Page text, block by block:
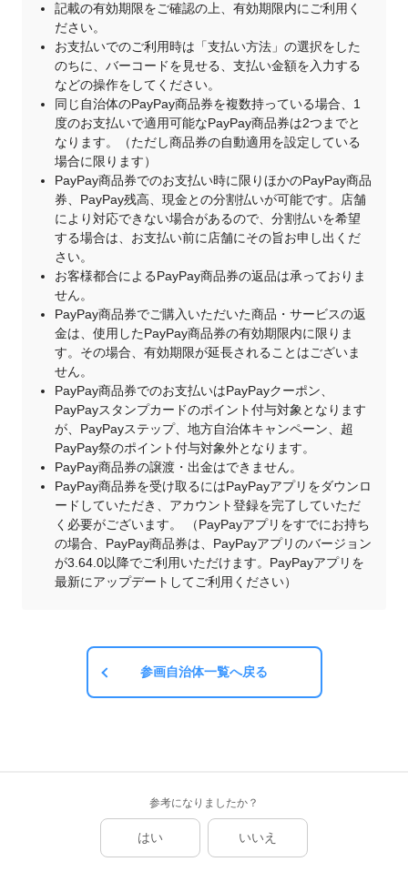
記載の有効期限をご確認の上、有効期限内にご利用く
ださい。
お支払いでのご利用時は「支払い方法」の選択をした
のちに、バーコードを見せる、支払い金額を入力する
などの操作をしてください。
同じ自治体のPayPay商品券を複数持っている場合、1
度のお支払いで適用可能なPayPay商品券は2つまでと
なります。（ただし商品券の自動適用を設定している
場合に限ります）
PayPay商品券でのお支払い時に限りほかのPayPay商品
券、PayPay残高、現金との分割払いが可能です。店舗
により対応できない場合があるので、分割払いを希望
する場合は、お支払い前に店舗にその旨お申し出くだ
さい。
お客様都合によるPayPay商品券の返品は承っておりま
せん。
PayPay商品券でご購入いただいた商品・サービスの返
金は、使用したPayPay商品券の有効期限内に限りま
す。その場合、有効期限が延長されることはございま
せん。
PayPay商品券でのお支払いはPayPayクーポン、
PayPayスタンプカードのポイント付与対象となります
が、PayPayステップ、地方自治体キャンペーン、超
PayPay祭のポイント付与対象外となります。
PayPay商品券の譲渡・出金はできません。
PayPay商品券を受け取るにはPayPayアプリをダウンロ
ードしていただき、アカウント登録を完了していただ
く必要がございます。 （PayPayアプリをすでにお持ち
の場合、PayPay商品券は、PayPayアプリのバージョン
が3.64.0以降でご利用いただけます。PayPayアプリを
最新にアップデートしてご利用ください）
参画自治体一覧へ戻る
参考になりましたか？
はい いいえ